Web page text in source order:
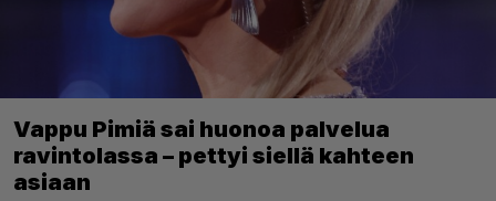
Vappu Pimiä sai huonoa palvelua
ravintolassa – pettyi siellä kahteen
asiaan